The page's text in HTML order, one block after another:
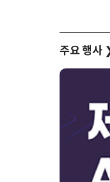
주요 행사